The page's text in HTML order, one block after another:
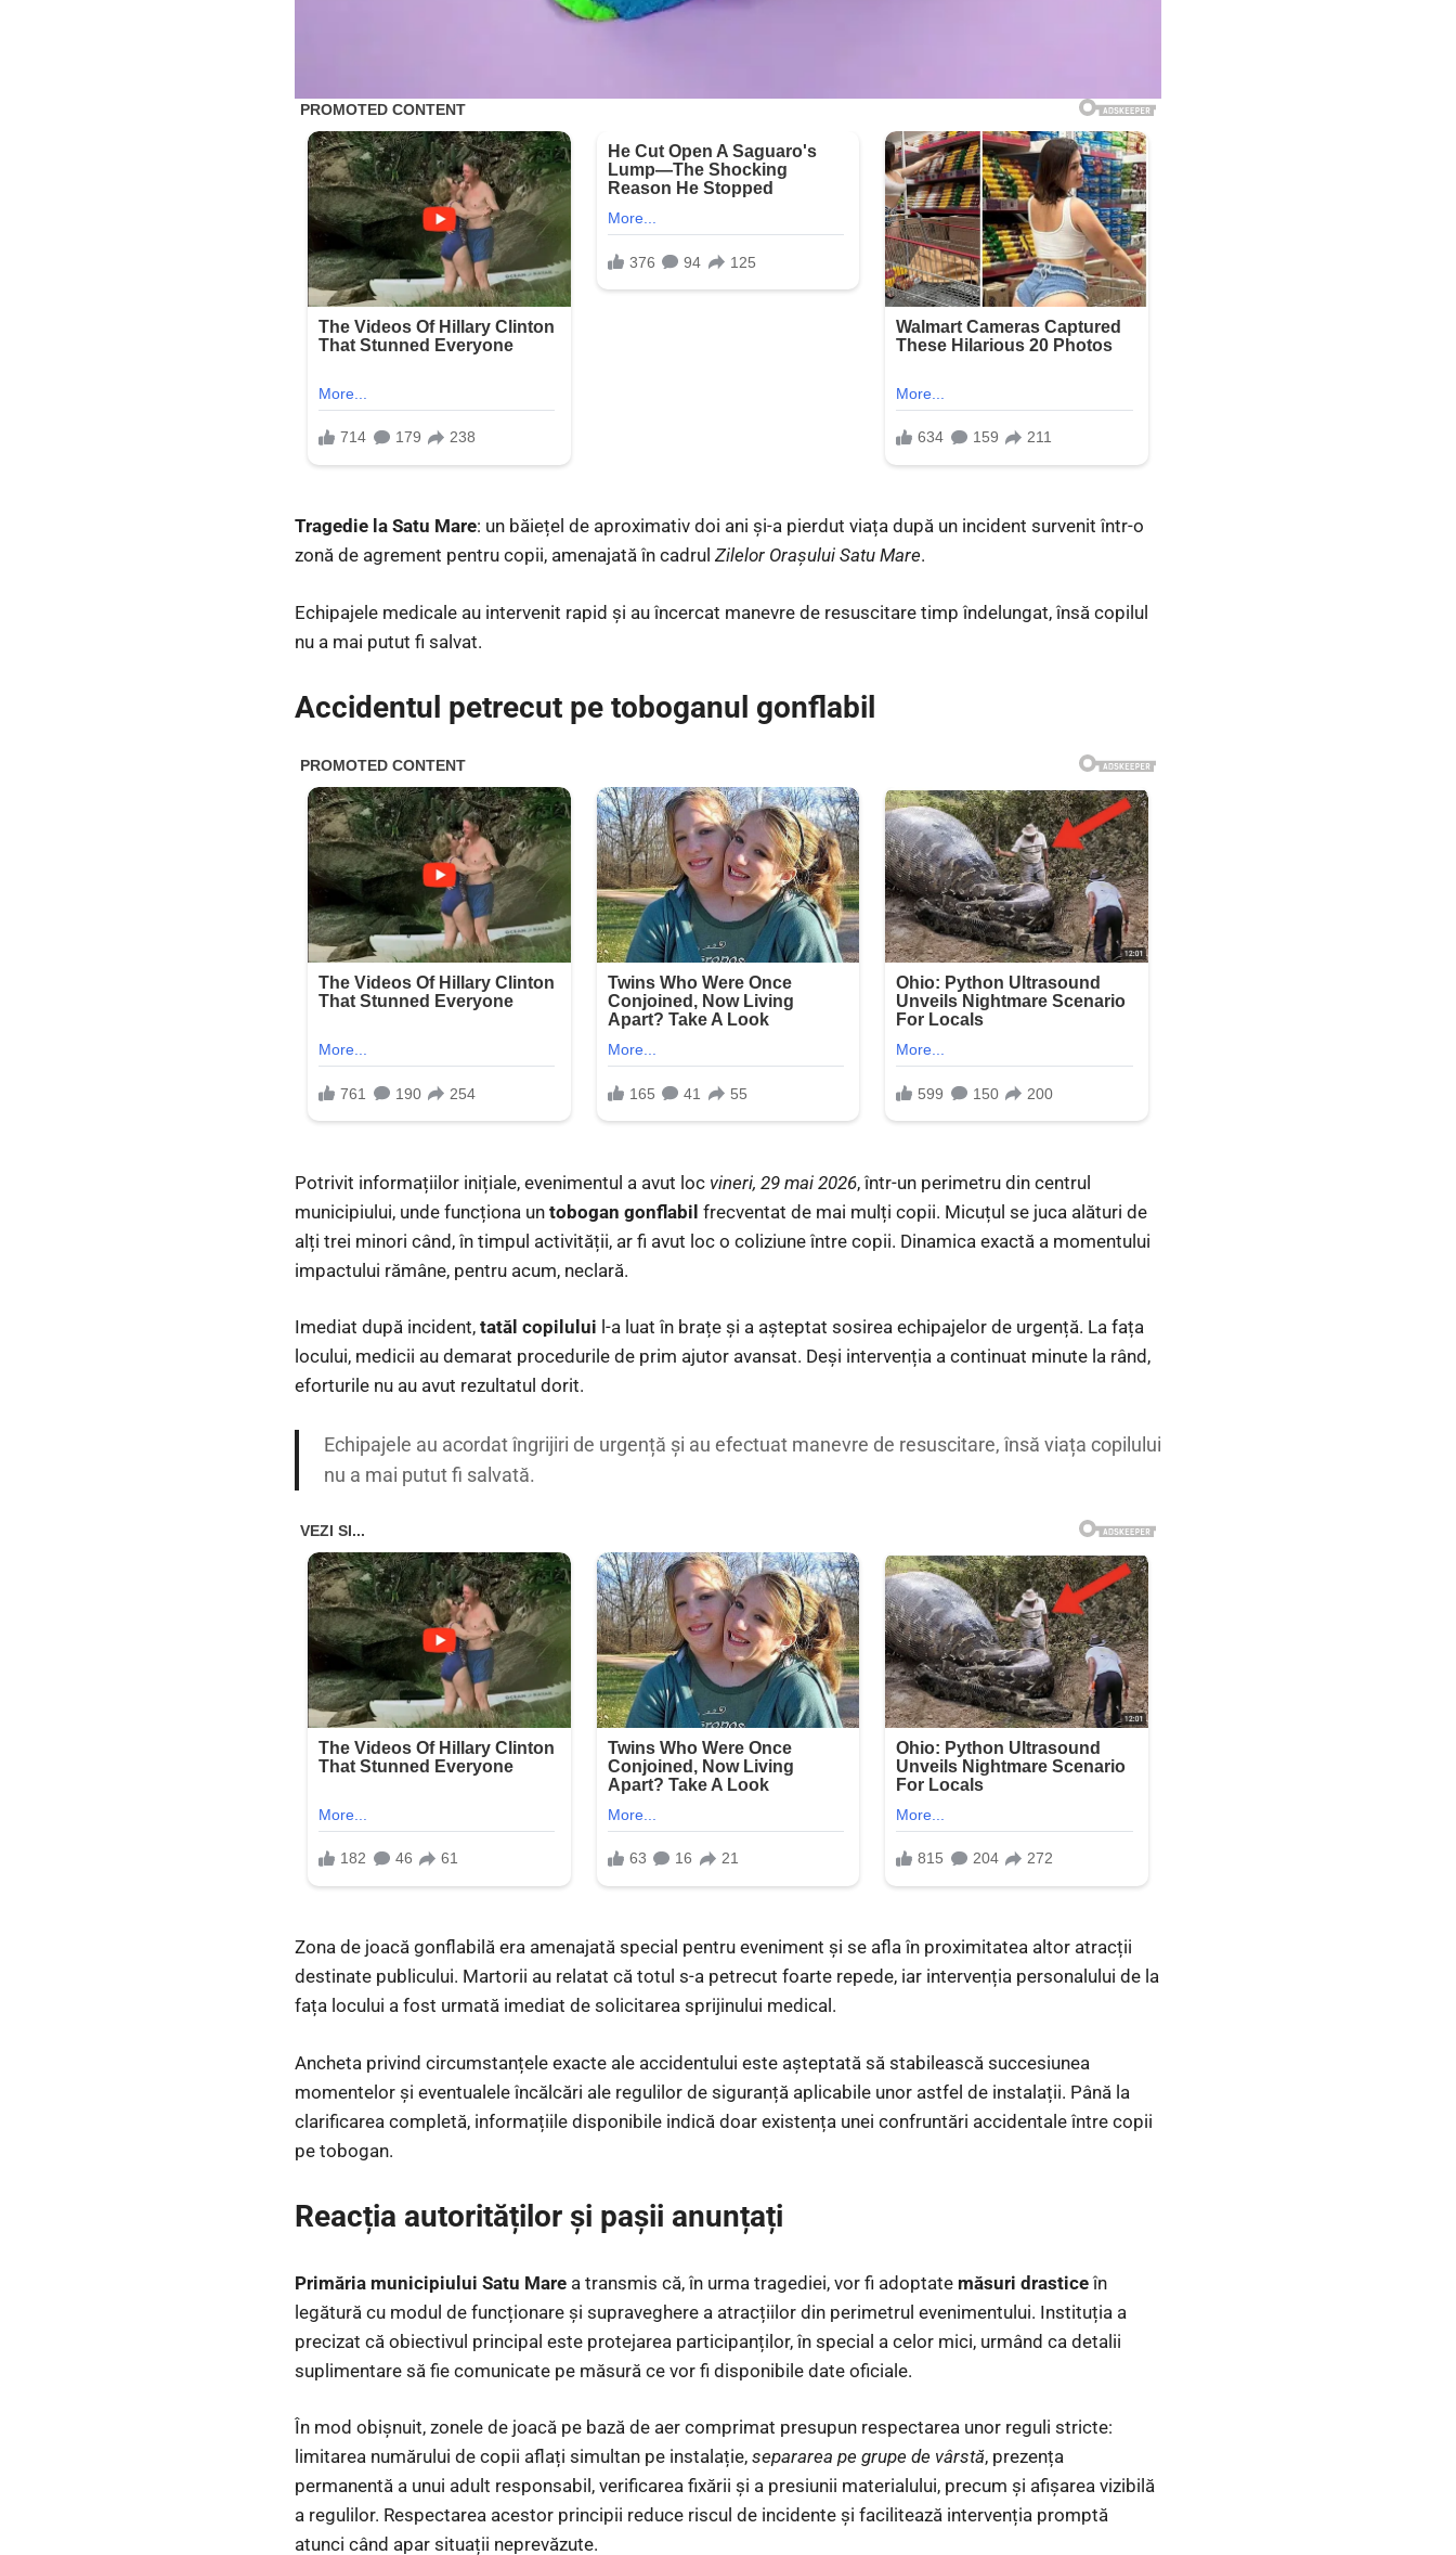
Tragedie la Satu Mare: un băiețel de aproximativ doi ani și-a pierdut viața după un incident survenit într-o
zonă de agrement pentru copii, amenajată în cadrul Zilelor Orașului Satu Mare.
Echipajele medicale au intervenit rapid și au încercat manevre de resuscitare timp îndelungat, însă copilul
nu a mai putut fi salvat.
Accidentul petrecut pe toboganul gonflabil
Potrivit informațiilor inițiale, evenimentul a avut loc vineri, 29 mai 2026, într-un perimetru din centrul
municipiului, unde funcționa un tobogan gonflabil frecventat de mai mulți copii. Micuțul se juca alături de
alți trei minori când, în timpul activității, ar fi avut loc o coliziune între copii. Dinamica exactă a momentului
impactului rămâne, pentru acum, neclară.
Imediat după incident, tatăl copilului l-a luat în brațe și a așteptat sosirea echipajelor de urgență. La fața
locului, medicii au demarat procedurile de prim ajutor avansat. Deși intervenția a continuat minute la rând,
eforturile nu au avut rezultatul dorit.
Echipajele au acordat îngrijiri de urgență și au efectuat manevre de resuscitare, însă viața copilului
nu a mai putut fi salvată.
Zona de joacă gonflabilă era amenajată special pentru eveniment și se afla în proximitatea altor atracții
destinate publicului. Martorii au relatat că totul s-a petrecut foarte repede, iar intervenția personalului de la
fața locului a fost urmată imediat de solicitarea sprijinului medical.
Ancheta privind circumstanțele exacte ale accidentului este așteptată să stabilească succesiunea
momentelor și eventualele încălcări ale regulilor de siguranță aplicabile unor astfel de instalații. Până la
clarificarea completă, informațiile disponibile indică doar existența unei confruntări accidentale între copii
pe tobogan.
Reacția autorităților și pașii anunțați
Primăria municipiului Satu Mare a transmis că, în urma tragediei, vor fi adoptate măsuri drasticeîn
legătură cu modul de funcționare și supraveghere a atracțiilor din perimetrul evenimentului. Instituția a
precizat că obiectivul principal este protejarea participanților, în special a celor mici, urmând ca detalii
suplimentare să fie comunicate pe măsură ce vor fi disponibile date oficiale.
În mod obișnuit, zonele de joacă pe bază de aer comprimat presupun respectarea unor reguli stricte:
limitarea numărului de copii aflați simultan pe instalație, separarea pe grupe de vârstă, prezența
permanentă a unui adult responsabil, verificarea fixării și a presiunii materialului, precum și afișarea vizibilă
a regulilor. Respectarea acestor principii reduce riscul de incidente și facilitează intervenția promptă
atunci când apar situații neprevăzute.